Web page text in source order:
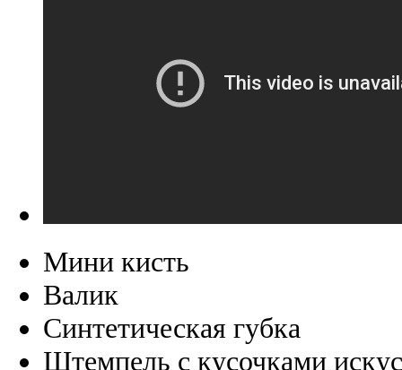
Мини кисть
Валик
Синтетическая губка
Штемпель с кусочками